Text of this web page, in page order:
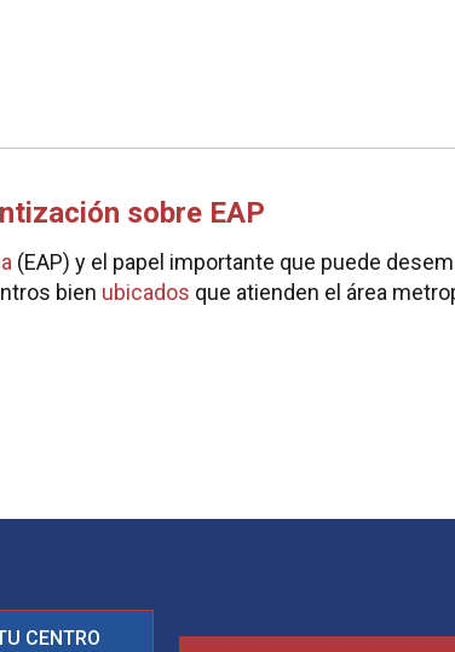
sobre EAP
(EAP) y el papel importante que puede
bien ubicados que atienden el área
CENTRO